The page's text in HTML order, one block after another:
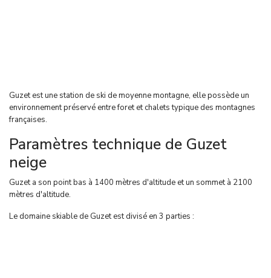
Guzet est une station de ski de moyenne montagne, elle possède un
environnement préservé entre foret et chalets typique des montagnes
françaises.
Paramètres technique de Guzet
neige
Guzet a son point bas à 1400 mètres d'altitude et un sommet à 2100
mètres d'altitude.
Le domaine skiable de Guzet est divisé en 3 parties :